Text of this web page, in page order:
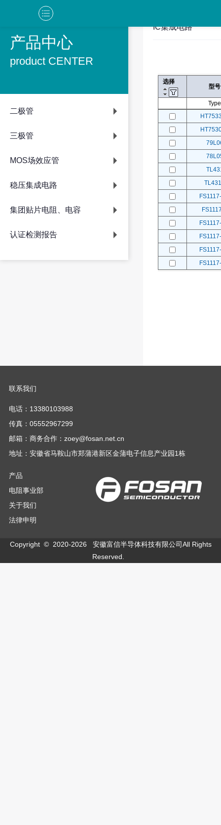
产品中心
product CENTER
二极管
三极管
MOS场效应管
稳压集成电路
集团贴片电阻、电容
认证检测报告
IC集成电路
选择
型号
Type
联系我们
电话：13380103988
传真：05552967299
邮箱：商务合作：zoey@fosan.net.cn
地址：安徽省马鞍山市郑蒲港新区金蒲电子信息产业园1栋
产品
电阻事业部
关于我们
法律申明
Copyright © 2020-2026
安徽富信半导体科技有限公司All Rights
Reserved.